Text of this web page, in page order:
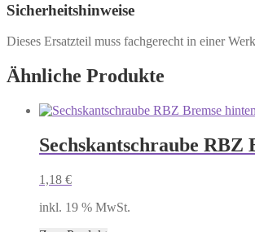
Sicherheitshinweise
Dieses Ersatzteil muss fachgerecht in einer
Ähnliche Produkte
Sechskantschraube RBZ
1,18 €
inkl. 19 % MwSt.